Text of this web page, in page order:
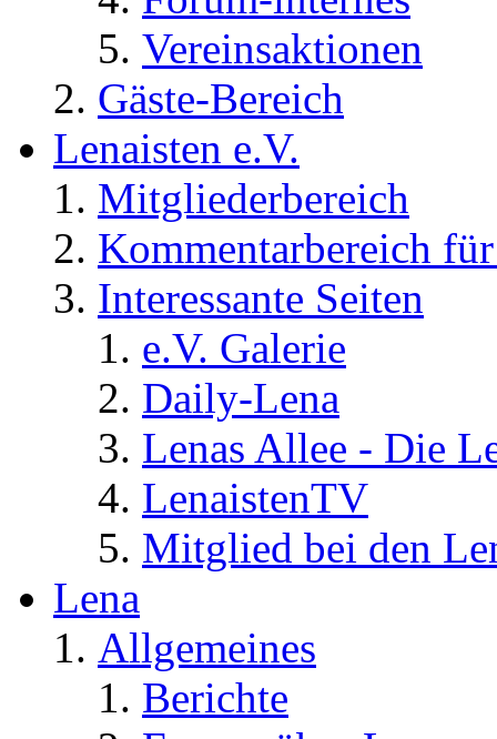
Vereinsaktionen
Gäste-Bereich
Lenaisten e.V.
Mitgliederbereich
Kommentarbereich
Interessante Seiten
e.V. Galerie
Daily-Lena
Lenas Allee - Die
LenaistenTV
Mitglied bei den
Lena
Allgemeines
Berichte